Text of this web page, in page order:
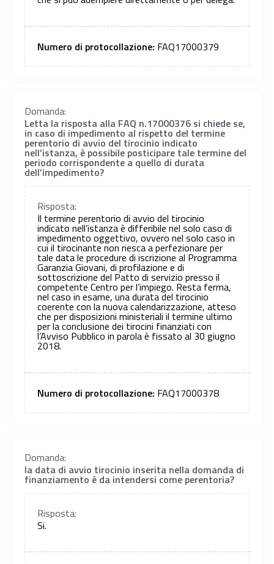
Numero di protocollazione: FAQ17000379
Domanda:
Letta la risposta alla FAQ n.17000376 si chiede se,
in caso di impedimento al rispetto del termine
perentorio di avvio del tirocinio indicato
nell’istanza, è possibile posticipare tale termine del
periodo corrispondente a quello di durata
dell’impedimento?
Risposta:
Il termine perentorio di avvio del tirocinio
indicato nell’istanza è differibile nel solo caso di
impedimento oggettivo, ovvero nel solo caso in
cui il tirocinante non riesca a perfezionare per
tale data le procedure di iscrizione al Programma
Garanzia Giovani, di profilazione e di
sottoscrizione del Patto di servizio presso il
competente Centro per l’impiego. Resta ferma,
nel caso in esame, una durata del tirocinio
coerente con la nuova calendarizzazione, atteso
che per disposizioni ministeriali il termine ultimo
per la conclusione dei tirocini finanziati con
l’Avviso Pubblico in parola è fissato al 30 giugno
2018.
Numero di protocollazione: FAQ17000378
Domanda:
la data di avvio tirocinio inserita nella domanda di
finanziamento è da intendersi come perentoria?
Risposta:
Si.